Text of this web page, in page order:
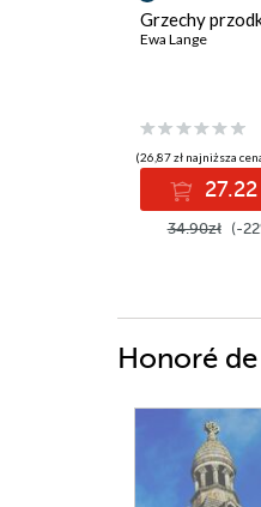
Grzechy
Ewa Lange
(26,87 zł najniższa
27.22
34.90zł (-
Honoré